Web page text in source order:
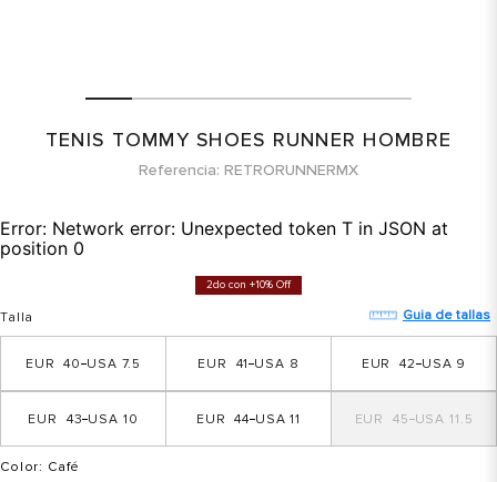
TENIS TOMMY SHOES RUNNER HOMBRE
Referencia RETRORUNNERMX
Error: Network error: Unexpected token T in JSON at
position 0
2do con +10% Off
Talla Guia de tallas
7.5
40 8
41 9
42
10
43 11
44 11.5
45
Color: Café